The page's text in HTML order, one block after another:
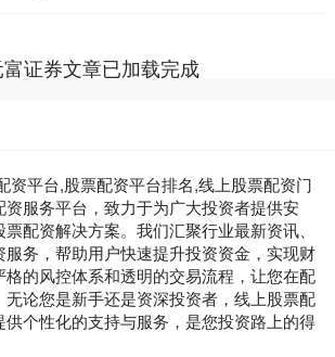
富证券文章已加载完成
资平台,股票配资平台排名,线上股票配资门
资服务平台，致力于为广大投资者提供安
配资解决方案。我们汇聚行业最新资讯、
务，帮助用户快速提升投资资金，实现财
的风控体系和透明的交易流程，让您在配
无论您是新手还是资深投资者，线上股票配
供个性化的支持与服务，是您投资路上的得